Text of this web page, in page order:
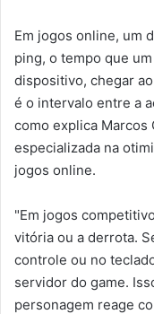
Em jogos online, um
ping, o tempo que
dispositivo, chegar
é o intervalo entre a
como explica Marcos
especializada na
jogos online.
"Em jogos
vitória ou a derrota.
controle ou no
servidor do game.
personagem reage